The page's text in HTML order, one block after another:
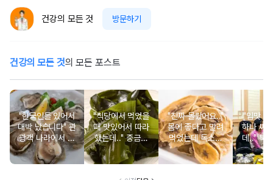
건강의 모든 것 방문하기
건강의 모든 것의 모든 포스트
"한국인들 있어서
대박 났습니다" 관
광객 나라에서 남
녀노소 보양식처
럼 먹는 음식
"식당에서 먹었을
때 맛있어서 따라
했는데.." 중금속
싹 다 빠질 줄 몰
랐어요
"진짜 몰랐어요.."
몸에 좋다고 말려
먹었는데 독소를
먹고 있었던 의외
의 음식
"입맛 없
하나 싸
데.." 북
외로 안
건